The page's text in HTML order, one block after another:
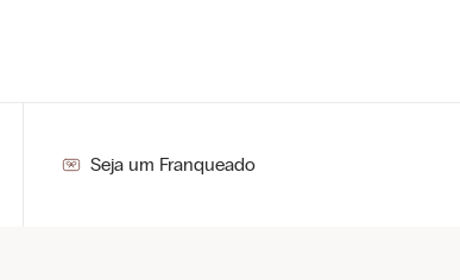
Seja um Franqueado